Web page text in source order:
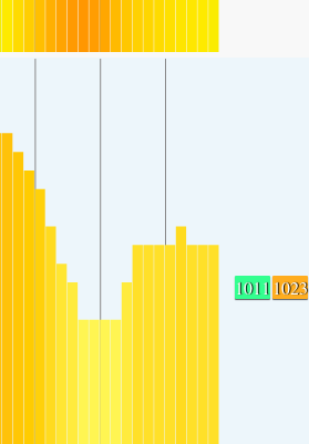
1011 1023